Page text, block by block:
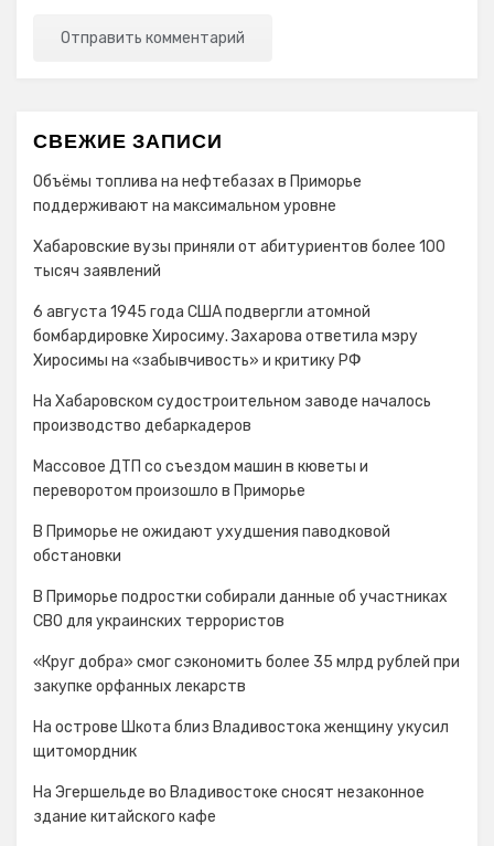
СВЕЖИЕ ЗАПИСИ
Объёмы топлива на нефтебазах в Приморье
поддерживают на максимальном уровне
Хабаровские вузы приняли от абитуриентов более 100
тысяч заявлений
6 августа 1945 года США подвергли атомной
бомбардировке Хиросиму. Захарова ответила мэру
Хиросимы на «забывчивость» и критику РФ
На Хабаровском судостроительном заводе началось
производство дебаркадеров
Массовое ДТП со съездом машин в кюветы и
переворотом произошло в Приморье
В Приморье не ожидают ухудшения паводковой
обстановки
В Приморье подростки собирали данные об участниках
СВО для украинских террористов
«Круг добра» смог сэкономить более 35 млрд рублей при
закупке орфанных лекарств
На острове Шкота близ Владивостока женщину укусил
щитомордник
На Эгершельде во Владивостоке сносят незаконное
здание китайского кафе